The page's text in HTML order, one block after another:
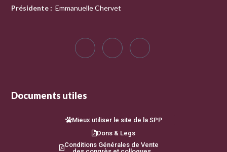
Présidente : Emmanuelle Chervet
Documents utiles
Mieux utiliser le site de la SPP
Dons & Legs
Conditions Générales de Vente